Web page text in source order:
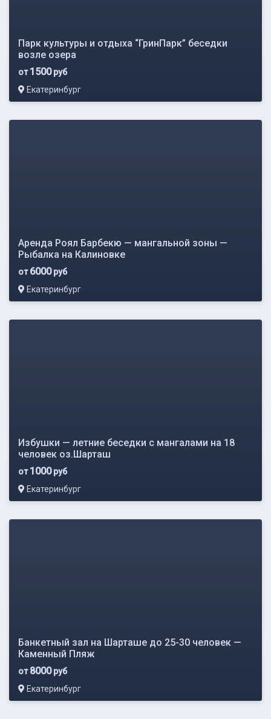
Парк культуры и отдыха “ГринПарк” беседки
возле озера
от1500руб
Екатеринбург
Аренда Роял Барбекю — мангальной зоны —
Рыбалка на Калиновке
от6000руб
Екатеринбург
Избушки — летние беседки с мангалами на 18
человек оз.Шарташ
от1000руб
Екатеринбург
Банкетный зал на Шарташе до 25-30 человек —
Каменный Пляж
от8000руб
Екатеринбург